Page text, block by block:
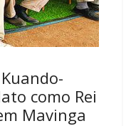
como Rei
Mavinga